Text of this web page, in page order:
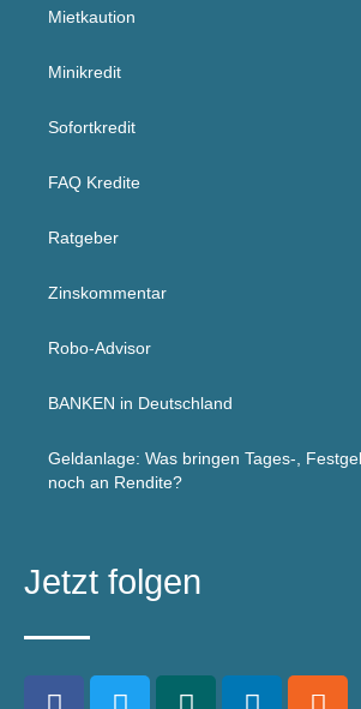
Mietkaution
Minikredit
Sofortkredit
FAQ Kredite
Ratgeber
Zinskommentar
Robo-Advisor
BANKEN in Deutschland
Geldanlage: Was bringen Tages-,
noch an Rendite?
Jetzt folgen